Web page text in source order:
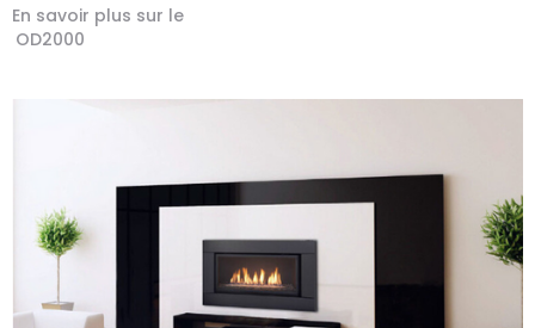
En savoir plus sur le
OD2000